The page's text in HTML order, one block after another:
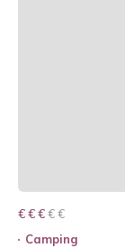
€ € € € €
€ € €
Camping